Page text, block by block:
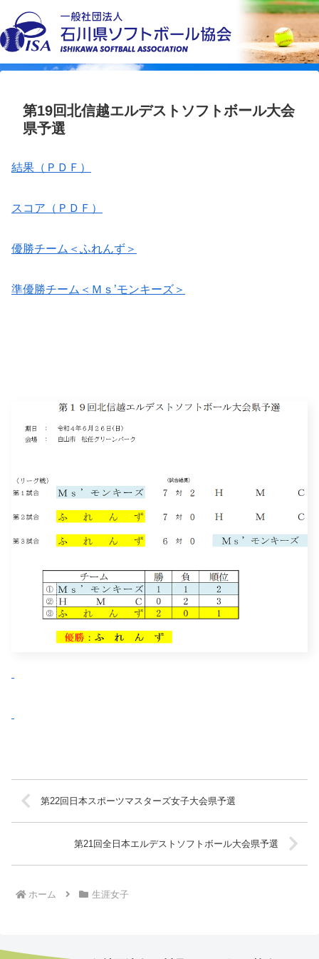
第19回北信越エルデストソフトボール大会
県予選
結果（ＰＤＦ）
スコア（ＰＤＦ）
優勝チーム＜ふれんず＞
準優勝チーム＜Ｍｓ’モンキーズ＞
第22回日本スポーツマスターズ女子大会県予選
第21回全日本エルデストソフトボール大会県予選
ホーム 生涯女子